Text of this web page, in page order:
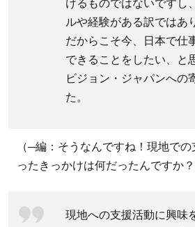
ル
ド・
ビジ
ョ
ン・
ジャ
んな
寄付
けるものではないですし
ルや経験がある訳ではあ
だからこそ今、日本で仕
できることをしたい、と
ビジョン・ジャパンへの
た。
（─編：そうなんですね！現地で
ったきっかけは何だったんですか？
現地への支援活動に興味